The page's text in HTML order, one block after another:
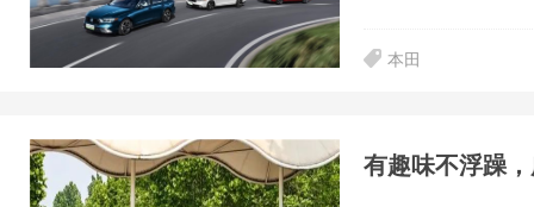
本田
有趣味不浮躁